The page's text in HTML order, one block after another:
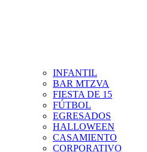
INFANTIL
BAR MTZVA
FIESTA DE 15
FÚTBOL
EGRESADOS
HALLOWEEN
CASAMIENTO
CORPORATIVO